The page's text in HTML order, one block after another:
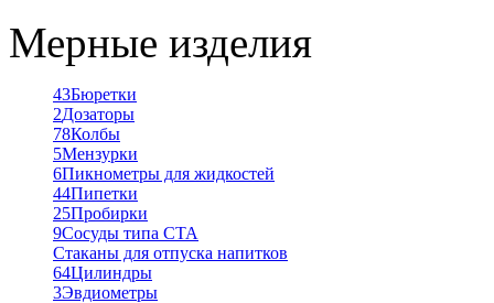
Мерные изделия
43Бюретки
2Дозаторы
78Колбы
5Мензурки
6Пикнометры для жидкостей
44Пипетки
25Пробирки
9Сосуды типа СТА
Стаканы для отпуска напитков
64Цилиндры
3Эвдиометры